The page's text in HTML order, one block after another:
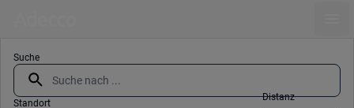
Suche
Standort
Distanz